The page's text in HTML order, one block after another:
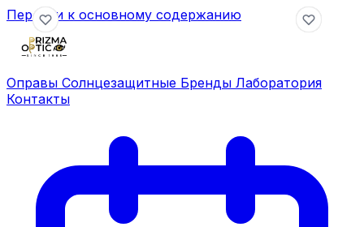
Перейти к основному содержанию
Оправы Солнцезащитные Бренды Лаборатория
Контакты